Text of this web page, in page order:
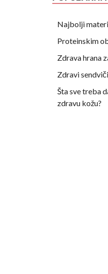
Najbolji
Proteinskim
Zdrava hrana
Zdravi
Šta sve treba
zdravu kožu?